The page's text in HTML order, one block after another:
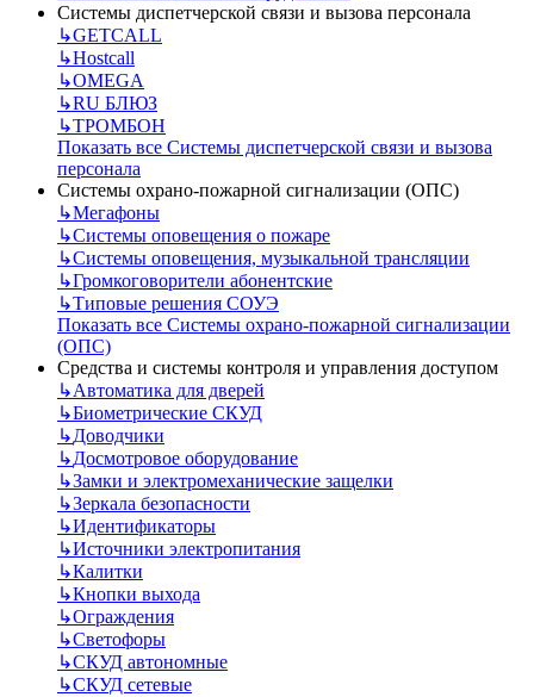
Системы диспетчерской связи и вызова персонала
↳GETCALL
↳Hostcall
↳OMEGA
↳RU БЛЮЗ
↳ТРОМБОН
Показать все Системы диспетчерской связи и вызова
персонала
Системы охрано-пожарной сигнализации (ОПС)
↳Мегафоны
↳Системы оповещения о пожаре
↳Системы оповещения, музыкальной трансляции
↳Громкоговорители абонентские
↳Типовые решения СОУЭ
Показать все Системы охрано-пожарной сигнализации
(ОПС)
Средства и системы контроля и управления доступом
↳Автоматика для дверей
↳Биометрические СКУД
↳Доводчики
↳Досмотровое оборудование
↳Замки и электромеханические защелки
↳Зеркала безопасности
↳Идентификаторы
↳Источники электропитания
↳Калитки
↳Кнопки выхода
↳Ограждения
↳Светофоры
↳СКУД автономные
↳СКУД сетевые